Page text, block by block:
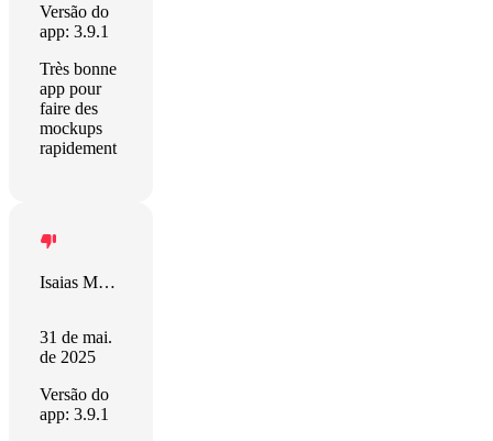
Versão do
app: 3.9.1
Très bonne
app pour
faire des
mockups
rapidement
Isaias Matewos
31 de mai.
de 2025
Versão do
app: 3.9.1